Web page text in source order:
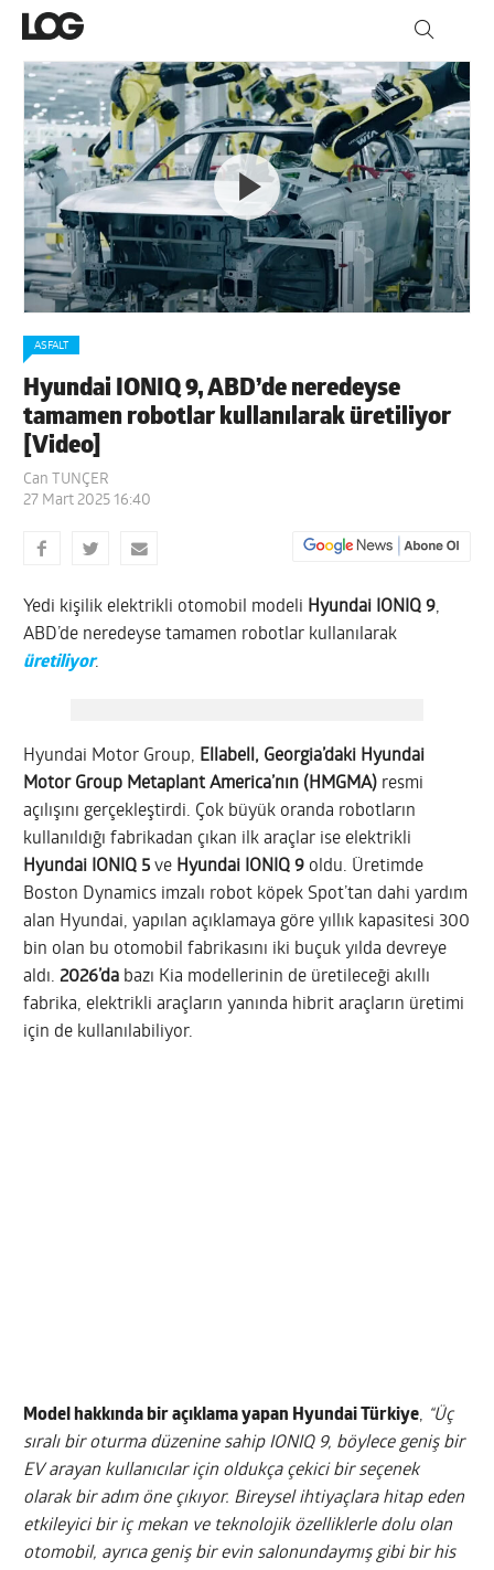
ASFALT
Hyundai IONIQ 9, ABD’de neredeyse
tamamen robotlar kullanılarak üretiliyor
[Video]
Can TUNÇER
27 Mart 2025 16:40
Yedi kişilik elektrikli otomobil modeli Hyundai IONIQ 9,
ABD’de neredeyse tamamen robotlar kullanılarak
üretiliyor.
Hyundai Motor Group, Ellabell, Georgia’daki Hyundai
Motor Group Metaplant America’nın (HMGMA) resmi
açılışını gerçekleştirdi. Çok büyük oranda robotların
kullanıldığı fabrikadan çıkan ilk araçlar ise elektrikli
Hyundai IONIQ 5 ve Hyundai IONIQ 9 oldu. Üretimde
Boston Dynamics imzalı robot köpek Spot’tan dahi yardım
alan Hyundai, yapılan açıklamaya göre yıllık kapasitesi 300
bin olan bu otomobil fabrikasını iki buçuk yılda devreye
aldı.2026’da bazı Kia modellerinin de üretileceği akıllı
fabrika, elektrikli araçların yanında hibrit araçların üretimi
için de kullanılabiliyor.
Model hakkında bir açıklama yapan Hyundai Türkiye, “Üç
sıralı bir oturma düzenine sahip IONIQ 9, böylece geniş bir
EV arayan kullanıcılar için oldukça çekici bir seçenek
olarak bir adım öne çıkıyor. Bireysel ihtiyaçlara hitap eden
etkileyici bir iç mekan ve teknolojik özelliklerle dolu olan
otomobil, ayrıca geniş bir evin salonundaymış gibi bir his